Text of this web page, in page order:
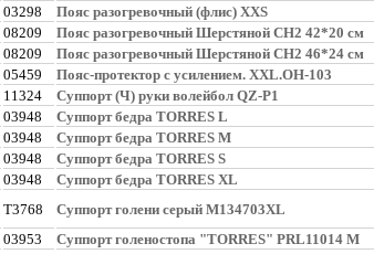
03298 Пояс разогревочный (флис) XXS
08209 Пояс разогревочный Шерстяной СН2 42*20 см
08209 Пояс разогревочный Шерстяной СН2 46*24 см
05459 Пояс-протектор с усилением. ХХL.ОН-103
11324 Суппорт (Ч) руки волейбол QZ-P1
03948 Суппорт бедра TORRES L
03948 Суппорт бедра TORRES M
03948 Суппорт бедра TORRES S
03948 Суппорт бедра TORRES XL
T3768 Суппорт голени серый M134703XL
03953 Суппорт голеностопа "TORRES" PRL11014 M